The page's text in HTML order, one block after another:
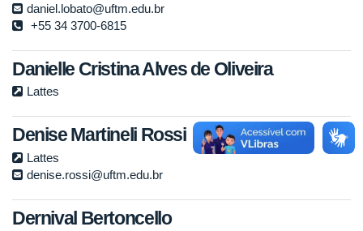
daniel.lobato@uftm.edu.br
+55 34 3700-6815
Danielle Cristina Alves de Oliveira
Lattes
Denise Martineli Rossi
Lattes
denise.rossi@uftm.edu.br
Dernival Bertoncello